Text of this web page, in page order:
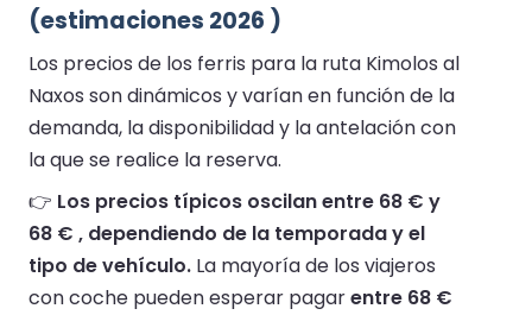
(estimaciones 2026 )
Los precios de los ferris para la ruta Kimolos al
Naxos son dinámicos y varían en función de la
demanda, la disponibilidad y la antelación con
la que se realice la reserva.
👉 Los precios típicos oscilan entre 68 € y
68 € , dependiendo de la temporada y el
tipo de vehículo. La mayoría de los viajeros
con coche pueden esperar pagarentre 68 €